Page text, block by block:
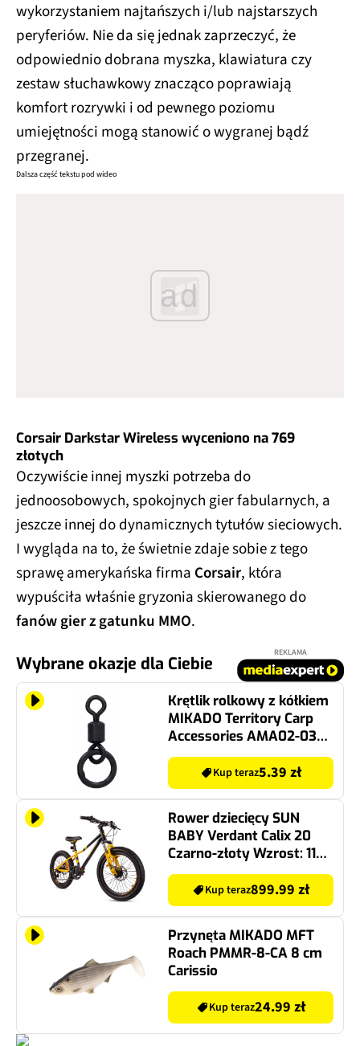
wykorzystaniem najtańszych i/lub najstarszych
peryferiów. Nie da się jednak zaprzeczyć, że
odpowiednio dobrana myszka, klawiatura czy
zestaw słuchawkowy znacząco poprawiają
komfort rozrywki i od pewnego poziomu
umiejętności mogą stanowić o wygranej bądź
przegranej.
Dalsza część tekstu pod wideo
ad
Corsair Darkstar Wireless wyceniono na 769
złotych
Oczywiście innej myszki potrzeba do
jednoosobowych, spokojnych gier fabularnych, a
jeszcze innej do dynamicznych tytułów sieciowych.
I wygląda na to, że świetnie zdaje sobie z tego
sprawę amerykańska firma Corsair, która
wypuściła właśnie gryzonia skierowanego do
fanów gier z gatunku MMO.
Wybrane okazje dla Ciebie
REKLAMA
Krętlik rolkowy z kółkiem
MIKADO Territory Carp
Accessories AMA02-036-
20 15kg (10 szt.)
Kup teraz5.39 zł
Rower dziecięcy SUN
BABY Verdant Calix 20
Czarno-złoty Wzrost: 115-
135 cm Wiek: 5-8 lat
Kup teraz899.99 zł
Przynęta MIKADO MFT
Roach PMMR-8-CA 8 cm
Carissio
Kup teraz24.99 zł